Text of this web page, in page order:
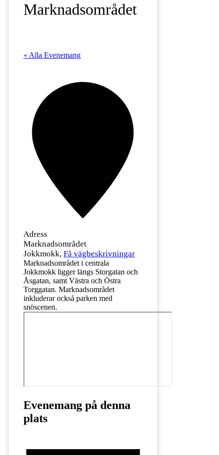
Marknadsområdet
« Alla Evenemang
Adress
Marknadsområdet
Jokkmokk, Få vägbeskrivningar
Marknadsområdet i centrala
Jokkmokk ligger längs Storgatan och
Åsgatan, samt Västra och Östra
Torggatan. Marknadsområdet
inkluderar också parken med
snöscenen.
Evenemang på denna
plats